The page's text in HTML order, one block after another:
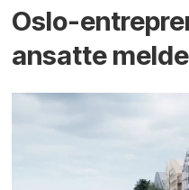
Oslo-
ansatte